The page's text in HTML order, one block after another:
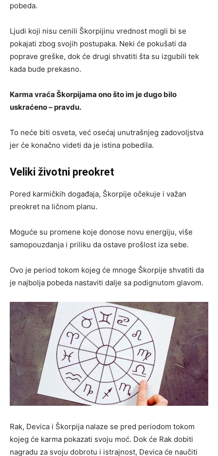
pobeda.
Ljudi koji nisu cenili Škorpijinu vrednost mogli bi se
pokajati zbog svojih postupaka. Neki će pokušati da
poprave greške, dok će drugi shvatiti šta su izgubili tek
kada bude prekasno.
Karma vraća Škorpijama ono što im je dugo bilo
uskraćeno – pravdu.
To neće biti osveta, već osećaj unutrašnjeg zadovoljstva
jer će konačno videti da je istina pobedila.
Veliki životni preokret
Pored karmičkih događaja, Škorpije očekuje i važan
preokret na ličnom planu.
Moguće su promene koje donose novu energiju, više
samopouzdanja i priliku da ostave prošlost iza sebe.
Ovo je period tokom kojeg će mnoge Škorpije shvatiti da
je najbolja pobeda nastaviti dalje sa podignutom glavom.
Rak, Devica i Škorpija nalaze se pred periodom tokom
kojeg će karma pokazati svoju moć. Dok će Rak dobiti
nagradu za svoju dobrotu i istrajnost, Devica će naučiti